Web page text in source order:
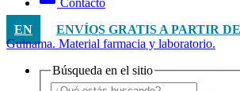
Contacto
EN
ENVÍOS GRATIS A PARTIR
Guinama. Material farmacia y laboratorio.
Búsqueda en el sitio